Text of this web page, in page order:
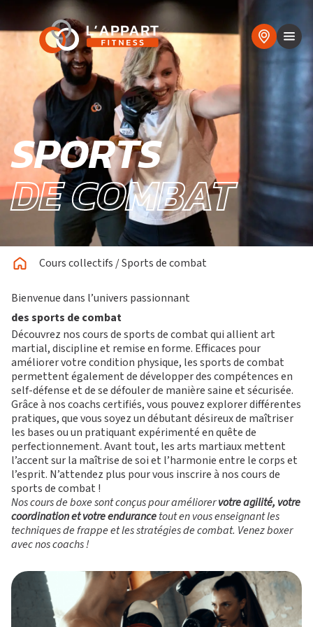
SPORTS
DE COMBAT
Cours collectifs /Sports de combat
Bienvenue dans l’univers passionnant
des sports de combat
Découvrez nos cours de sports de combat qui allient art
martial, discipline et remise en forme. Efficaces pour
améliorer votre condition physique, les sports de combat
permettent également de développer des compétences en
self-défense et de se défouler de manière saine et sécurisée.
Grâce à nos coachs certifiés, vous pouvez explorer différentes
pratiques, que vous soyez un débutant désireux de maîtriser
les bases ou un pratiquant expérimenté en quête de
perfectionnement. Avant tout, les arts martiaux mettent
l’accent sur la maîtrise de soi et l’harmonie entre le corps et
l’esprit. N’attendez plus pour vous inscrire à nos cours de
sports de combat !
Nos cours deboxesont conçus pour améliorervotre agilité, votre
coordination et votre endurancetout en vous enseignant les
techniques de frappe et les stratégies de combat. Venez boxer
avec nos coachs !